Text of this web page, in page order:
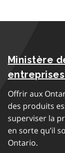
Ministère
Offrir aux
des produits
superviser la
en sorte qu’il
Ontario.